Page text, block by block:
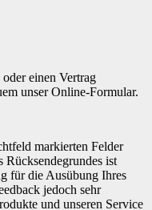
einen Vertrag
unser Online-Formular.
markierten Felder
Rücksendegrundes ist
für die Ausübung Ihres
jedoch sehr
und unseren Service